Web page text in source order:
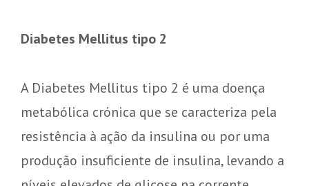
Diabetes Mellitus tipo 2
A Diabetes Mellitus tipo 2 é uma doença
metabólica crónica que se caracteriza pela
resistência à ação da insulina ou por uma
produção insuficiente de insulina, levando a